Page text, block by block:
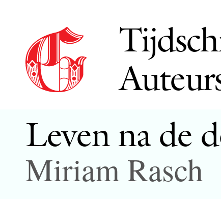
Leven na de
Miriam Rasch